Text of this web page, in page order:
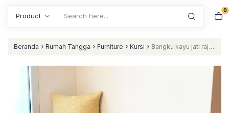
0
Beranda › Rumah Tangga › Furniture › Kursi › Bangku kayu jati rajut